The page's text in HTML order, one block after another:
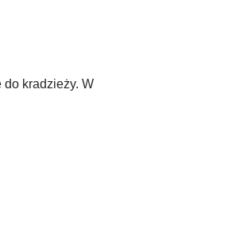
do kradzieży. W